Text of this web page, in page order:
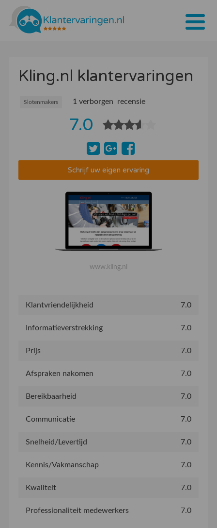
Tarieven
Contact
Kling.nl klantervaringen
Slotenmakers 1 verborgen recensie
7.0
Schrijf uw eigen ervaring
www.kling.nl
Klantvriendelijkheid 7.0
Informatieverstrekking 7.0
Prijs 7.0
Afspraken nakomen 7.0
Bereikbaarheid 7.0
Communicatie 7.0
Snelheid/Levertijd 7.0
Kennis/Vakmanschap 7.0
Kwaliteit 7.0
Professionaliteit medewerkers 7.0